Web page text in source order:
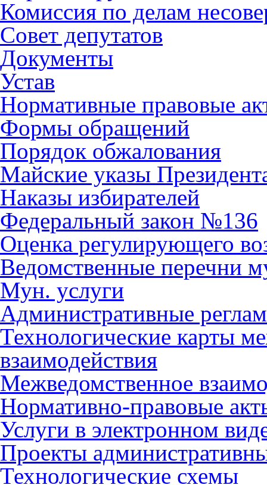
Комиссия по делам
Совет депутатов
Документы
Устав
Нормативные правовые
Формы обращений
Порядок обжалования
Майские указы
Наказы избирателей
Федеральный закон №136
Оценка регулирующего
Ведомственные перечни
Мун. услуги
Административные
Технологические карты
взаимодействия
Межведомственное
Нормативно-правовые
Услуги в электронном
Проекты
Технологические схемы